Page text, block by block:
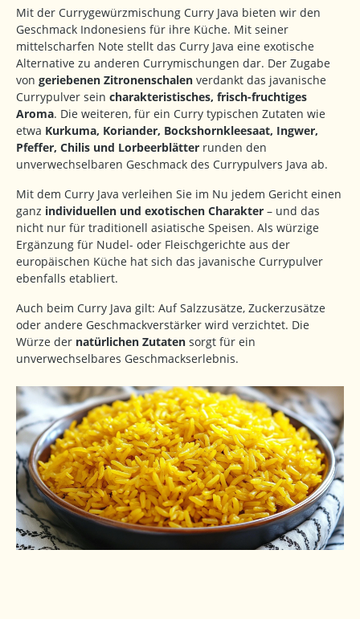
Mit der Currygewürzmischung Curry Java bieten wir den
Geschmack Indonesiens für ihre Küche. Mit seiner
mittelscharfen Note stellt das Curry Java eine exotische
Alternative zu anderen Currymischungen dar. Der Zugabe
von geriebenen Zitronenschalen verdankt das javanische
Currypulver sein charakteristisches, frisch-fruchtiges
Aroma. Die weiteren, für ein Curry typischen Zutaten wie
etwa Kurkuma, Koriander, Bockshornkleesaat, Ingwer,
Pfeffer, Chilis und Lorbeerblätter runden den
unverwechselbaren Geschmack des Currypulvers Java ab.
Mit dem Curry Java verleihen Sie im Nu jedem Gericht einen
ganz individuellen und exotischen Charakter – und das
nicht nur für traditionell asiatische Speisen. Als würzige
Ergänzung für Nudel- oder Fleischgerichte aus der
europäischen Küche hat sich das javanische Currypulver
ebenfalls etabliert.
Auch beim Curry Java gilt: Auf Salzzusätze, Zuckerzusätze
oder andere Geschmackverstärker wird verzichtet. Die
Würze der natürlichen Zutaten sorgt für ein
unverwechselbares Geschmackserlebnis.